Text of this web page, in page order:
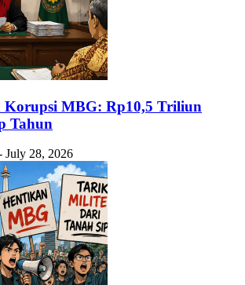
Korupsi MBG: Rp10,5 Triliun
Tahun
July 28, 2026